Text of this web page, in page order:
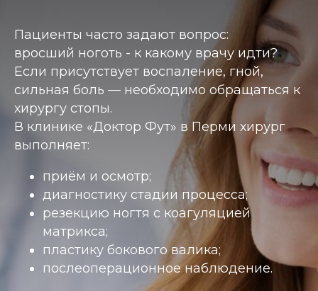
Пациенты часто задают вопрос:
вросший ноготь - к какому врачу идти?
Если присутствует воспаление, гной,
сильная боль — необходимо обращаться к
хирургу стопы.
В клинике «Доктор Фут» в Перми хирург
выполняет:
приём и осмотр;
диагностику стадии процесса;
резекцию ногтя с коагуляцией
матрикса;
пластику бокового валика;
послеоперационное наблюдение.